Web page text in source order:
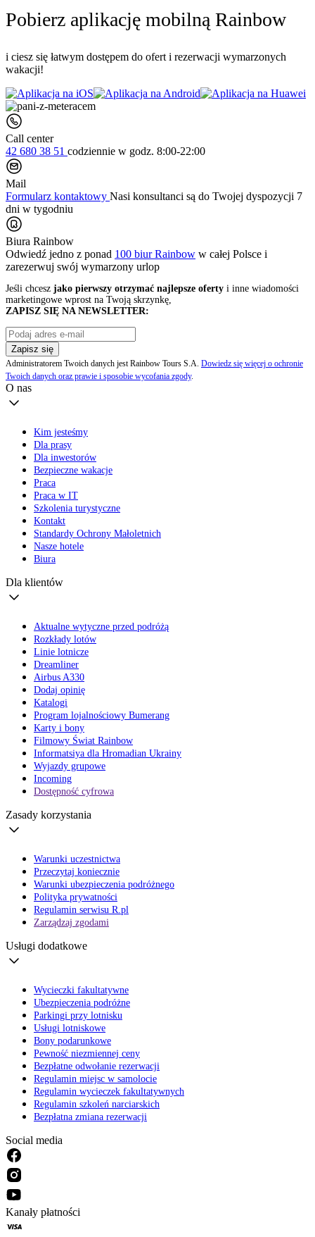
Pobierz aplikację mobilną Rainbow
i ciesz się łatwym dostępem do ofert i rezerwacji wymarzonych
wakacji!
Call center
42 680 38 51 codziennie w godz. 8:00-22:00
Mail
Formularz kontaktowy Nasi konsultanci są do Twojej dyspozycji 7
dni w tygodniu
Biura Rainbow
Odwiedź jedno z ponad 100 biur Rainbow w całej Polsce i
zarezerwuj swój wymarzony urlop
Jeśli chcesz jako pierwszy otrzymać najlepsze oferty i inne wiadomości
marketingowe wprost na Twoją skrzynkę,
ZAPISZ SIĘ NA NEWSLETTER:
Zapisz się
Administratorem Twoich danych jest Rainbow Tours S.A. Dowiedz się więcej o ochronie
Twoich danych oraz prawie i sposobie wycofania zgody.
O nas
Kim jesteśmy
Dla prasy
Dla inwestorów
Bezpieczne wakacje
Praca
Praca w IT
Szkolenia turystyczne
Kontakt
Standardy Ochrony Małoletnich
Nasze hotele
Biura
Dla klientów
Aktualne wytyczne przed podróżą
Rozkłady lotów
Linie lotnicze
Dreamliner
Airbus A330
Dodaj opinię
Katalogi
Program lojalnościowy Bumerang
Karty i bony
Filmowy Świat Rainbow
Informatsiya dla Hromadian Ukrainy
Wyjazdy grupowe
Incoming
Dostępność cyfrowa
Zasady korzystania
Warunki uczestnictwa
Przeczytaj koniecznie
Warunki ubezpieczenia podróżnego
Polityka prywatności
Regulamin serwisu R.pl
Zarządzaj zgodami
Usługi dodatkowe
Wycieczki fakultatywne
Ubezpieczenia podróżne
Parkingi przy lotnisku
Usługi lotniskowe
Bony podarunkowe
Pewność niezmiennej ceny
Bezpłatne odwołanie rezerwacji
Regulamin miejsc w samolocie
Regulamin wycieczek fakultatywnych
Regulamin szkoleń narciarskich
Bezpłatna zmiana rezerwacji
Social media
Kanały płatności